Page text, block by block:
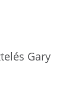
Gary